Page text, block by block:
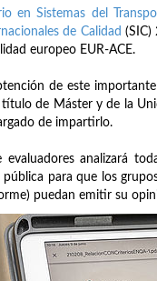
en Sistemas del
de Calidad (SIC)
europeo EUR-ACE.
de este
título de Máster y de la
de impartirlo.
analizará
pública para que los
puedan emitir su